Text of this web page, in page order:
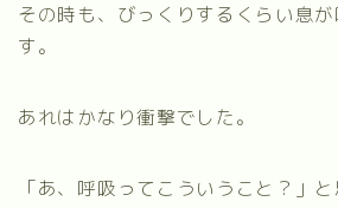
その時も、びっくりするくらい息
す。
あれはかなり衝撃でした。
「あ、呼吸ってこういうこと？」と